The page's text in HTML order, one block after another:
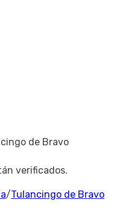
de Bravo
verificados.
/Tulancingo de Bravo